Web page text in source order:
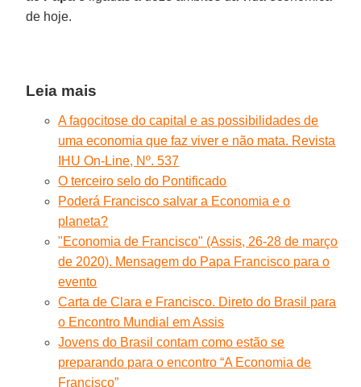
de hoje.
Leia mais
A fagocitose do capital e as possibilidades de
uma economia que faz viver e não mata. Revista
IHU On-Line, Nº. 537
O terceiro selo do Pontificado
Poderá Francisco salvar a Economia e o
planeta?
"Economia de Francisco" (Assis, 26-28 de março
de 2020). Mensagem do Papa Francisco para o
evento
Carta de Clara e Francisco. Direto do Brasil para
o Encontro Mundial em Assis
Jovens do Brasil contam como estão se
preparando para o encontro “A Economia de
Francisco”